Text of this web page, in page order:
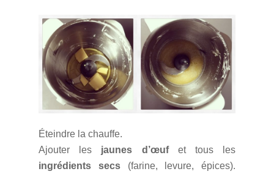
Éteindre la chauffe.
Ajouter les jaunes d’œufet tous les
ingrédients secs(farine, levure, épices).